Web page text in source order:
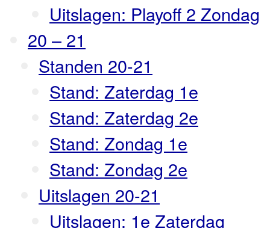
Uitslagen: Playoff 2 Zondag
20 – 21
Standen 20-21
Stand: Zaterdag 1e
Stand: Zaterdag 2e
Stand: Zondag 1e
Stand: Zondag 2e
Uitslagen 20-21
Uitslagen: 1e Zaterdag